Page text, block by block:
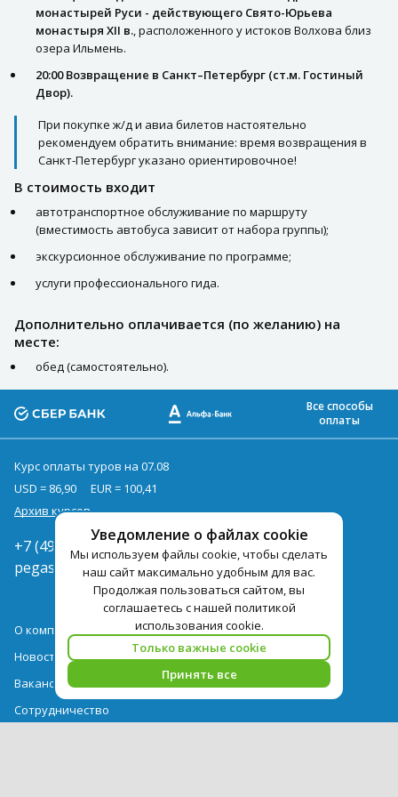
монастырей Руси - действующего Свято-Юрьева
монастыря XII в., расположенного у истоков Волхова близ
озера Ильмень.
20:00 Возвращение в Санкт–Петербург (ст.м. Гостиный
Двор).
При покупке ж/д и авиа билетов настоятельно
рекомендуем обратить внимание: время возвращения в
Санкт-Петербург указано ориентировочное!
В стоимость входит
автотранспортное обслуживание по маршруту
(вместимость автобуса зависит от набора группы);
экскурсионное обслуживание по программе;
услуги профессионального гида.
Дополнительно оплачивается (по желанию) на
месте:
обед (самостоятельно).
Уведомление о файлах cookie
Мы используем файлы cookie, чтобы сделать
наш сайт максимально удобным для вас.
Продолжая пользоваться сайтом, вы
соглашаетесь с нашей политикой
использования cookie.
Только важные cookie
Принять все
Все способы
оплаты
Курс оплаты туров на 07.08
USD = 86,90
EUR = 100,41
Архив курсов
+7 (495) 419-92-94
pegast@pegast.ru
О компании
Новости
Вакансии
Сотрудничество